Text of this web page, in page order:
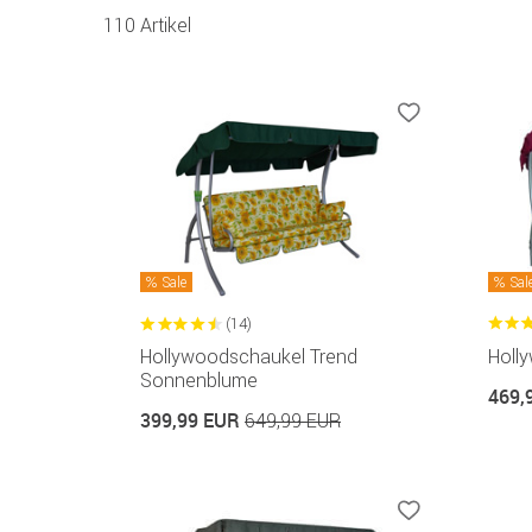
110 Artikel
Sale
(14)
Hollywoodschaukel Trend
Sonnenblume
399,99 EUR 649,99 EUR